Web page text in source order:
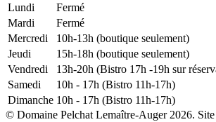
Lundi
Fermé
Mardi
Fermé
Mercredi
10h-13h (boutique seulement)
Jeudi
15h-18h (boutique seulement)
Vendredi
13h-20h (Bistro 17h -19h sur
Samedi
10h - 17h (Bistro 11h-17h)
Dimanche 10h - 17h (Bistro 11h-17h)
© Domaine Pelchat Lemaître-Auger 2026.